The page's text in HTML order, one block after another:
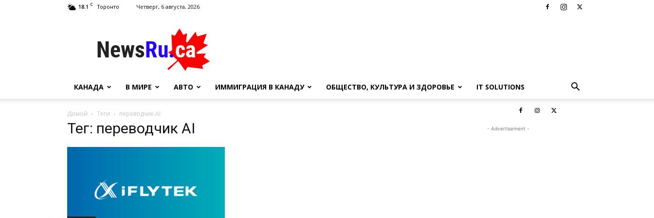
18.1 C Торонто Четверг, 6 августа, 2026
NewsRu.Ca
КАНАДА В МИРЕ АВТО ИММИГРАЦИЯ В КАНАДУ ОБЩЕСТВО, КУЛЬТУРА И ЗДОРОВЬЕ IT SOLUTIONS
Домой Теги переводчик AI
Тег: переводчик AI - Advertisement -